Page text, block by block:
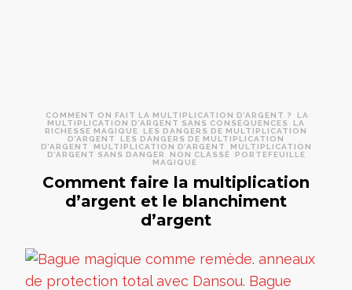
COMMENT ON FAIT LA MULTIPLICATION D’ARGENT ?
LA
MULTIPLICATION D’ARGENT SANS CONSÉQUENCES
LA
RICHESSE MAGIQUE
LES DANGERS DE MULTIPLICATION
D’ARGENT
LES DANGERS DE MULTIPLICATION
D’ARGENT
MULTIPLICATION D’ARGENT
MULTIPLICATION
D’ARGENT SANS DANGER
NON CLASSÉ
PORTEFEUILLE
MAGIQUE
Comment faire la multiplication
d’argent et le blanchiment
d’argent